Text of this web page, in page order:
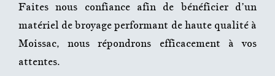
Faites nous confiance afin de bénéficier d’un
matériel de broyage performant de haute qualité à
Moissac, nous répondrons efficacement à vos
attentes.